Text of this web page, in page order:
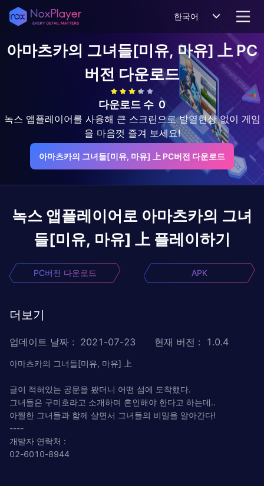
한국어
아마츠카의 그녀들[미유, 마유] 上 PC
버전 다운로드
다운로드 수 0
녹스 앱플레이어를 사용해 큰 스크린으로 발열현상 없이 게임
을 마음껏 즐겨 보세요!
아마츠카의 그녀들[미유, 마유] 上 PC버전 다운로드
녹스 앱플레이어로 아마츠카의 그녀
들[미유, 마유] 上 플레이하기
PC버전 다운로드 APK
더보기
업데이트 날짜 : 2021-07-23 현재 버전 : 1.0.4
아마츠카의 그녀들[미유, 마유] 上
글이 적혀있는 공문을 봤더니 어떤 섬에 도착했다.
그녀들은 구미호라고 소개하며 혼인해야 한다고 하는데..
아찔한 그녀들과 함께 살면서 그녀들의 비밀을 알아간다!
----
개발자 연락처 :
02-6010-8944